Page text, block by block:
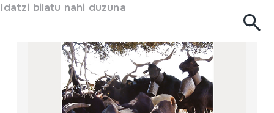
Idatzi bilatu nahi duzuna